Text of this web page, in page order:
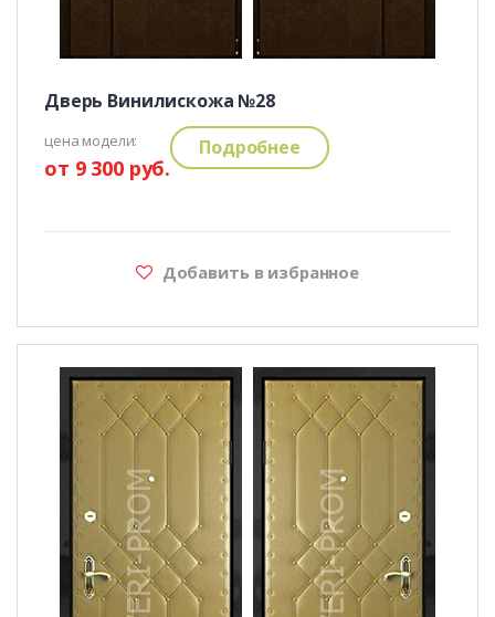
Дверь Винилискожа №28
цена модели:
от 9 300 руб.
Подробнее
Добавить в избранное